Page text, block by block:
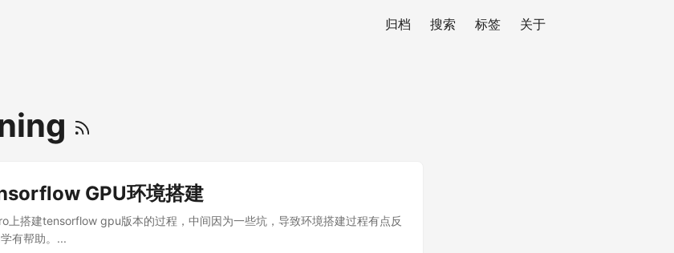
归档 搜索 标签 关于
GPU环境搭建
上搭建tensorflow gpu版本的过程，中间因为一些坑，导致环境搭建过程有点反
有帮助。...